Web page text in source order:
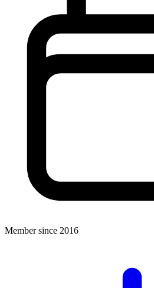
Member since 2016